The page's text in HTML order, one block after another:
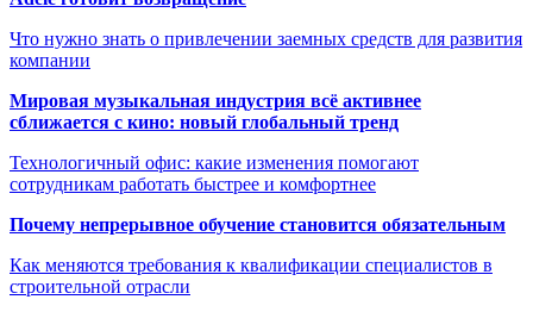
Что нужно знать о привлечении заемных средств для развития
компании
Мировая музыкальная индустрия всё активнее
сближается с кино: новый глобальный тренд
Технологичный офис: какие изменения помогают
сотрудникам работать быстрее и комфортнее
Почему непрерывное обучение становится обязательным
Как меняются требования к квалификации специалистов в
строительной отрасли